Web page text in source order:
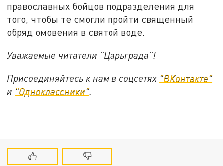
православных бойцов подразделения для
того, чтобы те смогли пройти священный
обряд омовения в святой воде.
Уважаемые читатели "Царьграда"!
Присоединяйтесь к нам в соцсетях "ВКонтакте"
и "Одноклассники".